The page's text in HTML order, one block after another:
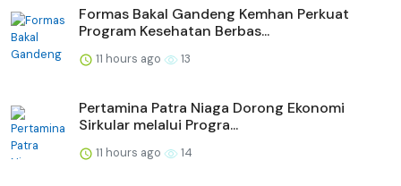
Formas Bakal Gandeng Kemhan Perkuat
Program Kesehatan Berbas...
11 hours ago 13
Pertamina Patra Niaga Dorong Ekonomi
Sirkular melalui Progra...
11 hours ago 14